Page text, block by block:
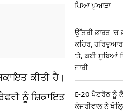
ਕੀਤੀ ਹੈ।
ਨੂੰ ਸ਼ਿਕਾਇਤ
ਪਿਆ ਪੁਆੜਾ
ਉੱਤਰੀ ਭਾਰਤ 'ਚ
ਕਹਿਰ, ਹਰਿਦੁਆਰ
'ਤੇ, ਕਈ ਸੂਬਿਆਂ
ਜਾਰੀ
E-20 ਪੈਟਰੋਲ ਨੂੰ
ਕੇਜਰੀਵਾਲ ਨੇ